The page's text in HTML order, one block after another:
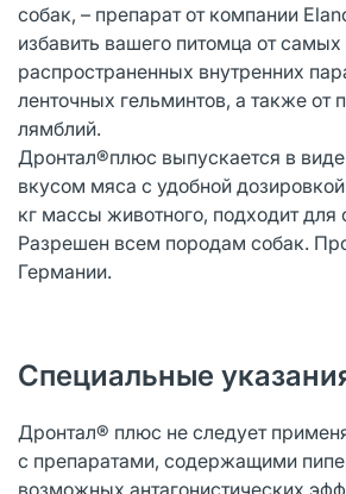
собак, – препарат от компании
избавить вашего питомца от самых
распространенных внутренних
ленточных гельминтов, а также от
лямблий.
Дронтал®плюс выпускается в
вкусом мяса с удобной дозировкой
кг массы животного, подходит для
Разрешен всем породам собак.
Германии.
Специальные
Дронтал® плюс не следует
с препаратами, содержащими
возможных антагонистических